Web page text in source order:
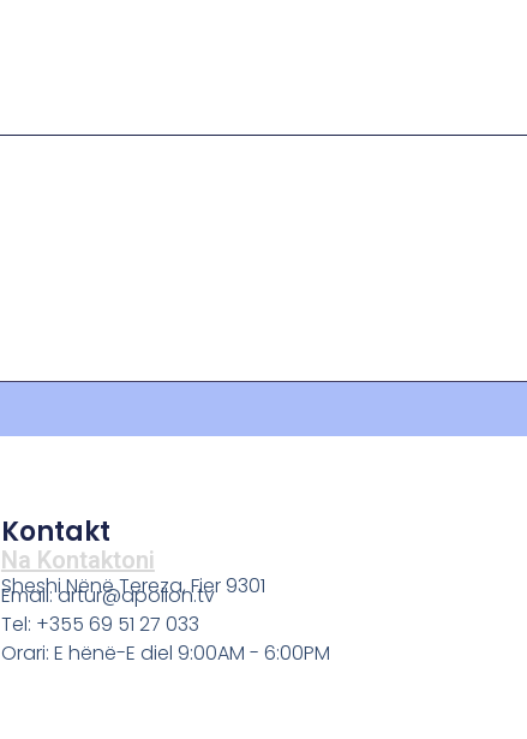
Kontakt
Na Kontaktoni
Sheshi Nënë Tereza, Fier 9301
Email: artur@apollon.tv
Tel: +355 69 51 27 033
Orari: E hënë-E diel 9:00AM - 6:00PM